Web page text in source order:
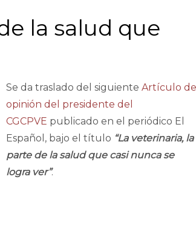
la salud que
Se da traslado del siguiente Artículo de
opinión del presidente del
CGCPVE publicado en el periódico El
Español, bajo el título “La veterinaria, la
parte de la salud que casi nunca se
logra ver”.